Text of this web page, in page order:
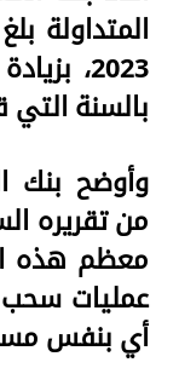
بالسنة التي
وأوضح بنك
من تقريره
معظم هذه
أي بنفس